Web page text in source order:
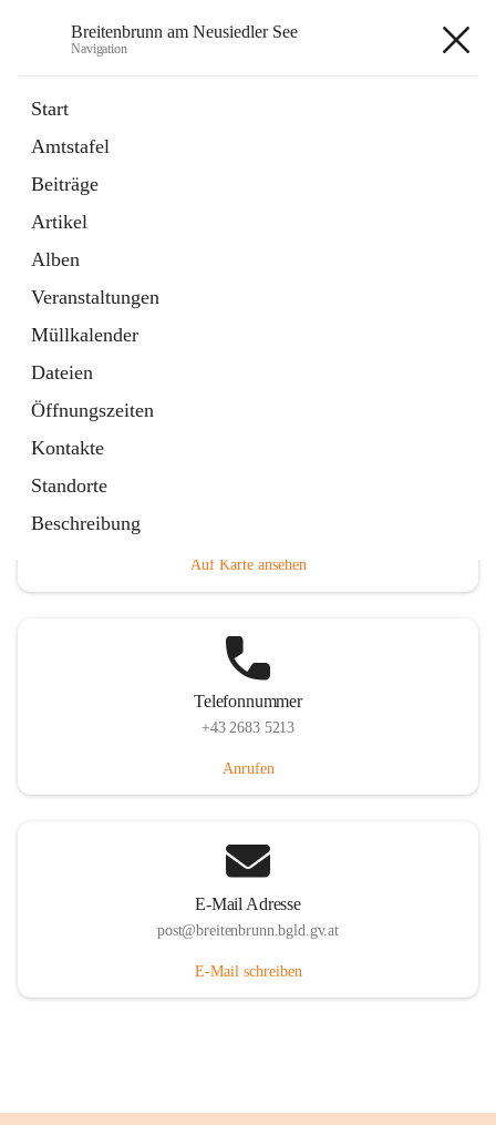
Breitenbrunn am Neusiedler See
Navigation
Start
Amtstafel
Beiträge
Artikel
Alben
Veranstaltungen
Müllkalender
Dateien
Öffnungszeiten
Kontakte
Standorte
Beschreibung
18 Schnellzugriffe
Gemeindeservice
Auf Karte ansehen
Telefonnummer
+43 2683 5213
Anrufen
E-Mail Adresse
post@breitenbrunn.bgld.gv.at
E-Mail schreiben